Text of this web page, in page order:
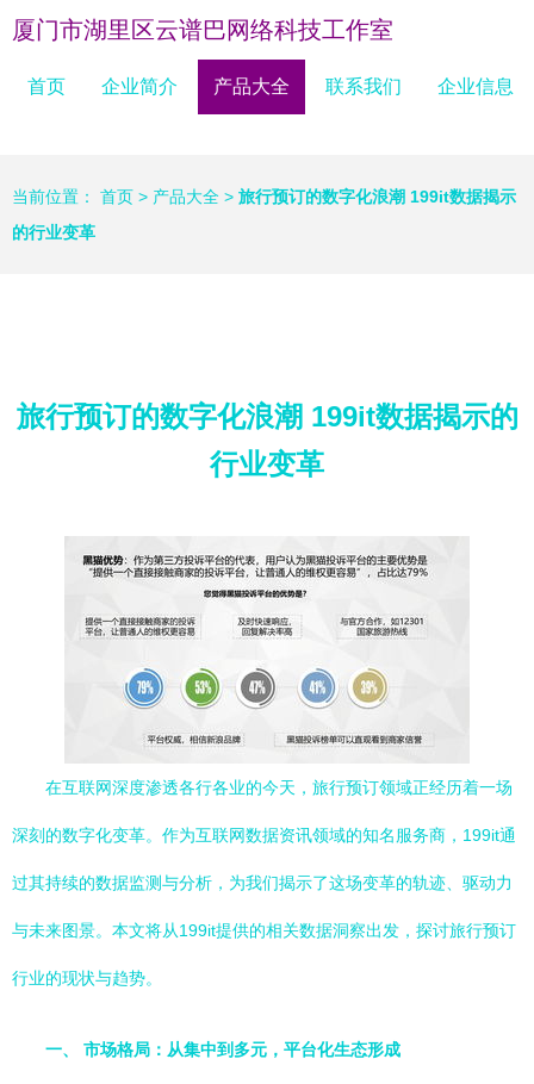
厦门市湖里区云谱巴网络科技工作室
首页 企业简介 产品大全 联系我们 企业信息
当前位置： 首页 > 产品大全 > 旅行预订的数字化浪潮 199it数据揭示
的行业变革
旅行预订的数字化浪潮 199it数据揭示的
行业变革
在互联网深度渗透各行各业的今天，旅行预订领域正经历着一场
深刻的数字化变革。作为互联网数据资讯领域的知名服务商，199it通
过其持续的数据监测与分析，为我们揭示了这场变革的轨迹、驱动力
与未来图景。本文将从199it提供的相关数据洞察出发，探讨旅行预订
行业的现状与趋势。
一、 市场格局：从集中到多元，平台化生态形成